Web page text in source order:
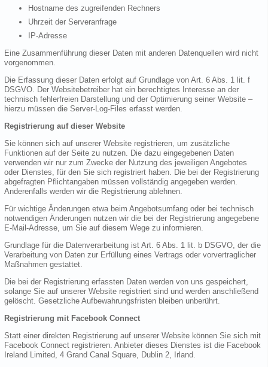
Hostname des zugreifenden Rechners
Uhrzeit der Serveranfrage
IP-Adresse
Eine Zusammenführung dieser Daten mit anderen Datenquellen wird nicht
vorgenommen.
Die Erfassung dieser Daten erfolgt auf Grundlage von Art. 6 Abs. 1 lit. f
DSGVO. Der Websitebetreiber hat ein berechtigtes Interesse an der
technisch fehlerfreien Darstellung und der Optimierung seiner Website –
hierzu müssen die Server-Log-Files erfasst werden.
Registrierung auf dieser Website
Sie können sich auf unserer Website registrieren, um zusätzliche
Funktionen auf der Seite zu nutzen. Die dazu eingegebenen Daten
verwenden wir nur zum Zwecke der Nutzung des jeweiligen Angebotes
oder Dienstes, für den Sie sich registriert haben. Die bei der Registrierung
abgefragten Pflichtangaben müssen vollständig angegeben werden.
Anderenfalls werden wir die Registrierung ablehnen.
Für wichtige Änderungen etwa beim Angebotsumfang oder bei technisch
notwendigen Änderungen nutzen wir die bei der Registrierung angegebene
E-Mail-Adresse, um Sie auf diesem Wege zu informieren.
Grundlage für die Datenverarbeitung ist Art. 6 Abs. 1 lit. b DSGVO, der die
Verarbeitung von Daten zur Erfüllung eines Vertrags oder vorvertraglicher
Maßnahmen gestattet.
Die bei der Registrierung erfassten Daten werden von uns gespeichert,
solange Sie auf unserer Website registriert sind und werden anschließend
gelöscht. Gesetzliche Aufbewahrungsfristen bleiben unberührt.
Registrierung mit Facebook Connect
Statt einer direkten Registrierung auf unserer Website können Sie sich mit
Facebook Connect registrieren. Anbieter dieses Dienstes ist die Facebook
Ireland Limited, 4 Grand Canal Square, Dublin 2, Irland.